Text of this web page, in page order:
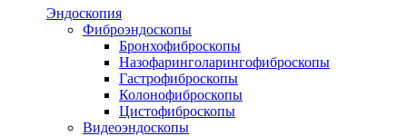
Эндоскопия
Фиброэндоскопы
Бронхофиброскопы
Назофаринголарингофиброскопы
Гастрофиброскопы
Колонофиброскопы
Цистофиброскопы
Видеоэндоскопы